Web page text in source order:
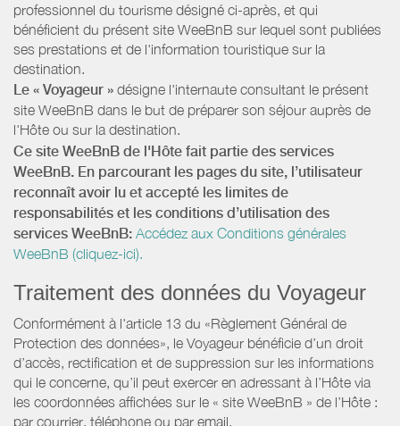
professionnel du tourisme désigné ci-après, et qui
bénéficient du présent site WeeBnB sur lequel sont publiées
ses prestations et de l'information touristique sur la
destination.
Le « Voyageur » désigne l'internaute consultant le présent
site WeeBnB dans le but de préparer son séjour auprès de
l'Hôte ou sur la destination.
Ce site WeeBnB de l'Hôte fait partie des services
WeeBnB. En parcourant les pages du site, l’utilisateur
reconnaît avoir lu et accepté les limites de
responsabilités et les conditions d’utilisation des
services WeeBnB: Accédez aux Conditions générales
WeeBnB (cliquez-ici).
Traitement des données du Voyageur
Conformément à l'article 13 du «Règlement Général de
Protection des données», le Voyageur bénéficie d’un droit
d’accès, rectification et de suppression sur les informations
qui le concerne, qu’il peut exercer en adressant à l’Hôte via
les coordonnées affichées sur le « site WeeBnB » de l’Hôte :
par courrier, téléphone ou par email.